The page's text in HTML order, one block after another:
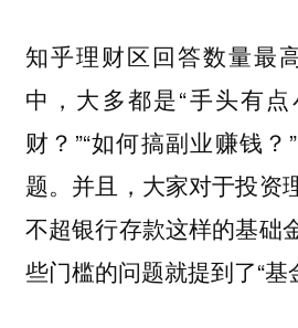
知乎理财区回答数量最
中，大多都是“手头有
财？”“如何搞副业赚钱
题。并且，大家对于投资
不超银行存款这样的基础
些门槛的问题就提到了“基